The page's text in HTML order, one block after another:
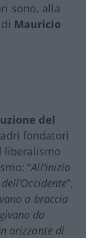
sono, alla
Mauricio
del
fondatori
liberalismo
“All’inizio
”,
a braccia
da
orizzonte di